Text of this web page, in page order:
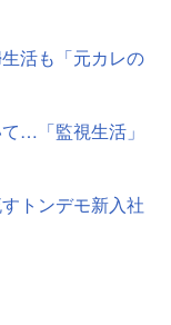
活も「元カレの
…「監視生活」
トンデモ新入社